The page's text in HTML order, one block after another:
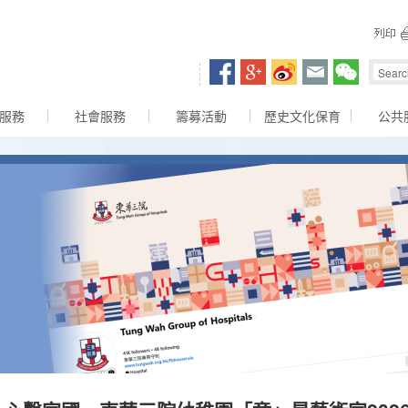
務 社會服務 籌募活動 歷史文化保育 公共